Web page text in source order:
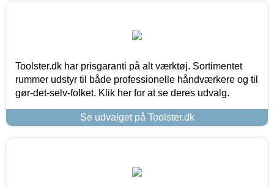
Toolster.dk har prisgaranti på alt værktøj. Sortimentet
rummer udstyr til både professionelle håndværkere og til
gør-det-selv-folket. Klik her for at se deres udvalg.
Se udvalget på Toolster.dk